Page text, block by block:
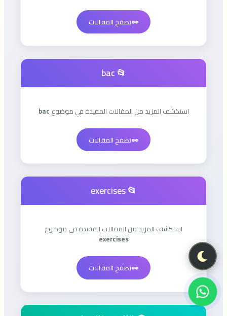
👀تصفح المقالات
📂 bac
استكشف المزيد من المقالات المفيدة في موضوع bac
👀تصفح المقالات
📂 exercises
استكشف المزيد من المقالات المفيدة في موضوع
exercises
👀تصفح المقالات